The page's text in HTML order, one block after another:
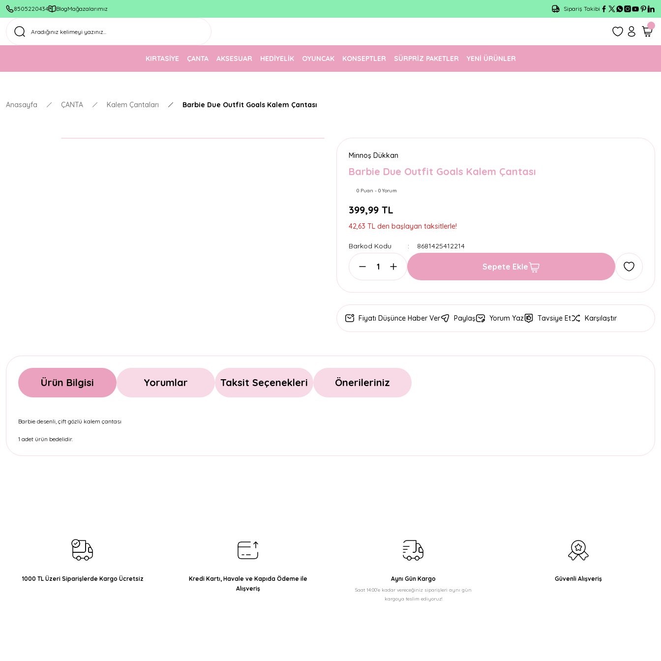
8505220434 BlogMağazalarımız
1500 TL Üzeri Ücretsiz Kargo
Sipariş Takibi
KIRTASİYE ÇANTA AKSESUAR HEDİYELİK OYUNCAK KONSEPTLER SÜRPRİZ PAKETLER YENİ ÜRÜNLER
Anasayfa ÇANTA Kalem Çantaları Barbie Due Outfit Goals Kalem Çantası
Minnoş Dükkan
Barbie Due Outfit Goals Kalem Çantası
0 Puan - 0 Yorum
399,99 TL
42,63 TL den başlayan taksitlerle!
Barkod Kodu 8681425412214
Sepete Ekle
Fiyatı Düşünce Haber Ver Paylaş Yorum Yaz Tavsiye Et Karşılaştır
Ürün Bilgisi Yorumlar Taksit Seçenekleri Önerileriniz
Barbie desenli, çift gözlü kalem çantası
1 adet ürün bedelidir.
Ürün fiyatı diğer sitelerden daha pahalı.
Bu ürüne benzer farklı alternatifler olmalı.
1000 TL Üzeri Siparişlerde Kargo Ücretsiz
Kredi Kartı, Havale ve Kapıda Ödeme ile
Alışveriş
Aynı Gün Kargo
Saat 14:00'e kadar vereceğiniz siparişleri aynı gün
kargoya teslim ediyoruz!
Güvenli Alışveriş